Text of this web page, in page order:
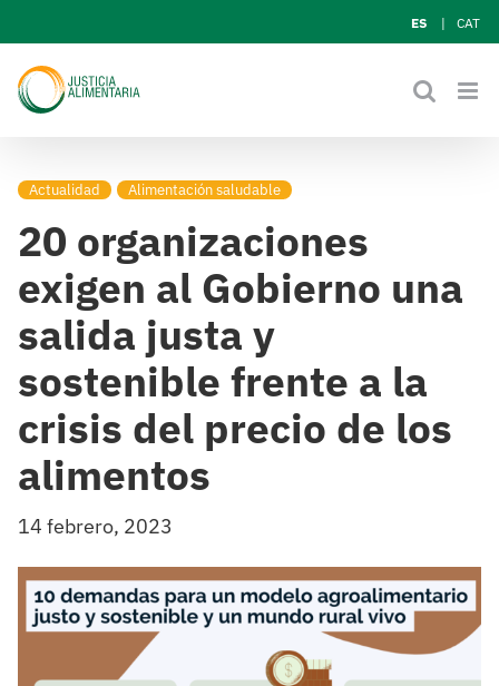
to
content
ES CAT
Actualidad Alimentación saludable
20 organizaciones
exigen al Gobierno una
salida justa y
sostenible frente a la
crisis del precio de los
alimentos
14 febrero, 2023